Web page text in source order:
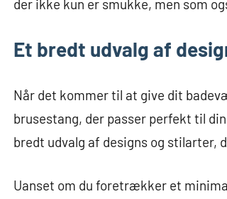
der ikke kun er smukke, men som
Et bredt udvalg af
Når det kommer til at give dit
brusestang, der passer perfekt til
bredt udvalg af designs og
Uanset om du foretrækker et